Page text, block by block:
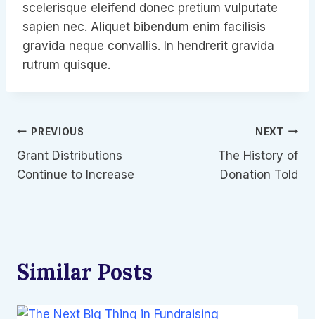
scelerisque eleifend donec pretium vulputate
sapien nec. Aliquet bibendum enim facilisis
gravida neque convallis. In hendrerit gravida
rutrum quisque.
글
탐
PREVIOUS
Grant Distributions
Continue to Increase
NEXT
The History of
Donation Told
Similar Posts